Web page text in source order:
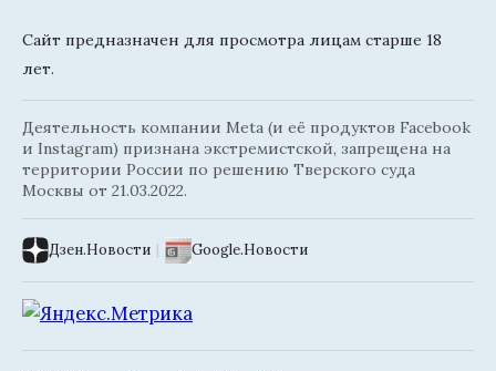
Сайт предназначен для просмотра лицам старше 18
лет.
Деятельность компании Meta (и её продуктов Facebook
и Instagram) признана экстремистской, запрещена на
территории России по решению Тверского суда
Москвы от 21.03.2022.
Дзен.Новости Google.Новости